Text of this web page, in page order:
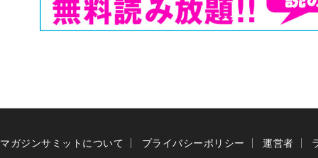
マガジンサミットについて プライバシーポリシー 運営者